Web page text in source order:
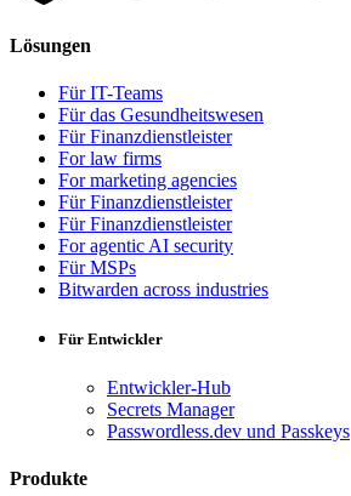
Lösungen
Für IT-Teams
Für das Gesundheitswesen
Für Finanzdienstleister
For law firms
For marketing agencies
Für Finanzdienstleister
Für Finanzdienstleister
For agentic AI security
Für MSPs
Bitwarden across industries
Für Entwickler
Entwickler-Hub
Secrets Manager
Passwordless.dev und Passkeys
Produkte